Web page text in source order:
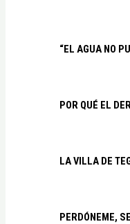
“EL AGUA NO
POR QUÉ EL
LA VILLA DE
PERDÓNEME,